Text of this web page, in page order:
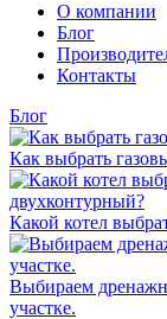
О компании
Блог
Контакты
Блог
Как выбрать
Какой котел
Выбираем
участке.